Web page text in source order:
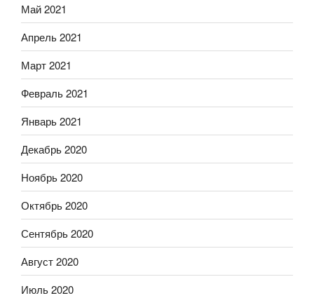
Май 2021
Апрель 2021
Март 2021
Февраль 2021
Январь 2021
Декабрь 2020
Ноябрь 2020
Октябрь 2020
Сентябрь 2020
Август 2020
Июль 2020